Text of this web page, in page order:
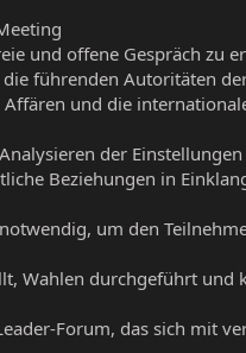
und offene Gespräch zu
führenden Autoritäten
und die
der
Beziehungen in
um den
Wahlen durchgeführt und
Forum, das sich mit